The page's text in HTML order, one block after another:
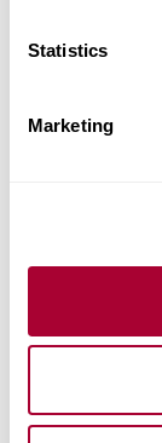
Statistics
Marketing